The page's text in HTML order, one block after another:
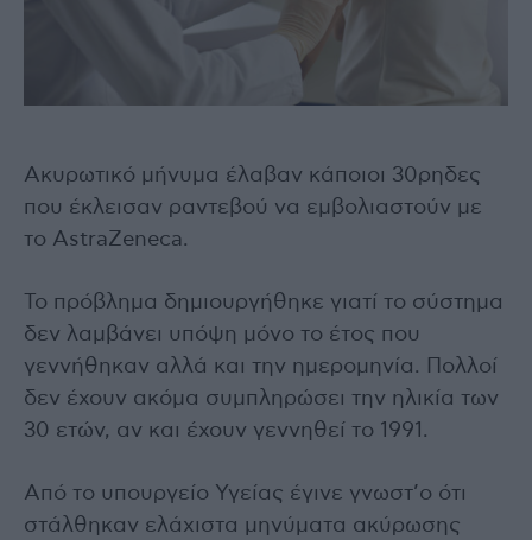
Ακυρωτικό μήνυμα έλαβαν κάποιοι 30ρηδες
που έκλεισαν ραντεβού να εμβολιαστούν με
το AstraZeneca.
Το πρόβλημα δημιουργήθηκε γιατί το σύστημα
δεν λαμβάνει υπόψη μόνο το έτος που
γεννήθηκαν αλλά και την ημερομηνία. Πολλοί
δεν έχουν ακόμα συμπληρώσει την ηλικία των
30 ετών, αν και έχουν γεννηθεί το 1991.
Από το υπουργείο Υγείας έγινε γνωστ’ο ότι
στάλθηκαν ελάχιστα μηνύματα ακύρωσης